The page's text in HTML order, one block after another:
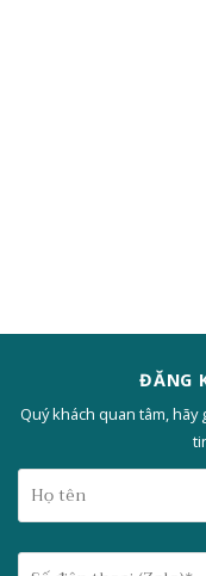
ĐĂNG
Quý khách quan tâm,